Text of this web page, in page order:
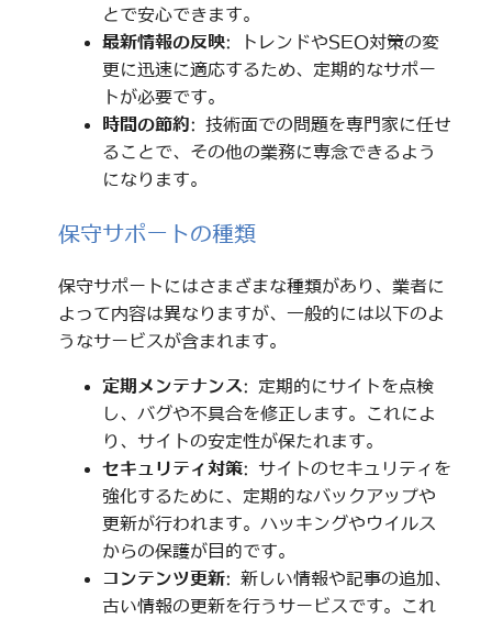
とで安心できます。
最新情報の反映: トレンドやSEO対策の変
更に迅速に適応するため、定期的なサポー
トが必要です。
時間の節約: 技術面での問題を専門家に任せ
ることで、その他の業務に専念できるよう
になります。
保守サポートの種類
保守サポートにはさまざまな種類があり、業者に
よって内容は異なりますが、一般的には以下のよ
うなサービスが含まれます。
定期メンテナンス: 定期的にサイトを点検
し、バグや不具合を修正します。これによ
り、サイトの安定性が保たれます。
セキュリティ対策: サイトのセキュリティを
強化するために、定期的なバックアップや
更新が行われます。ハッキングやウイルス
からの保護が目的です。
コンテンツ更新: 新しい情報や記事の追加、
古い情報の更新を行うサービスです。これ